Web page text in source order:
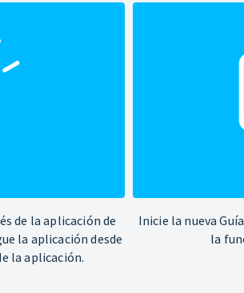
de la aplicación de
la aplicación desde
la aplicación.
Inicie la nueva
la